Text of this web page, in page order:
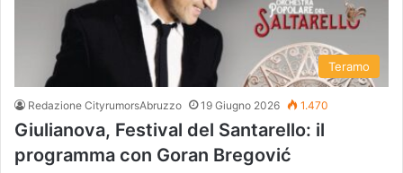
Teramo
Redazione CityrumorsAbruzzo 19 Giugno 2026 1.470
Giulianova, Festival del Santarello: il
programma con Goran Bregović